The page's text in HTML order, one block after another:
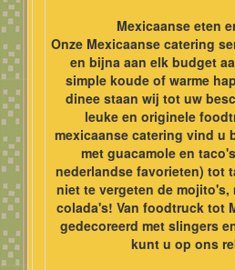
Mexicaanse eten
Onze Mexicaanse catering
en bijna aan elk budget
simple koude of warme
dinee staan wij tot uw
leuke en originele
mexicaanse catering vind u
met guacamole en
nederlandse favorieten) tot
niet te vergeten de mojito's,
colada's! Van foodtruck tot
gedecoreerd met slingers
kunt u op ons